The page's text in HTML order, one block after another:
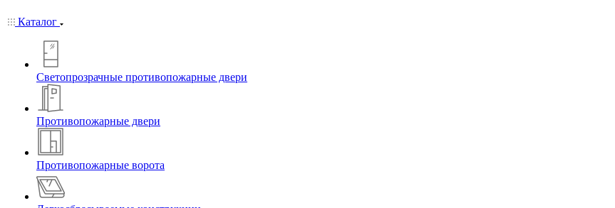
Каталог
Светопрозрачные противопожарные двери
Противопожарные двери
Противопожарные ворота